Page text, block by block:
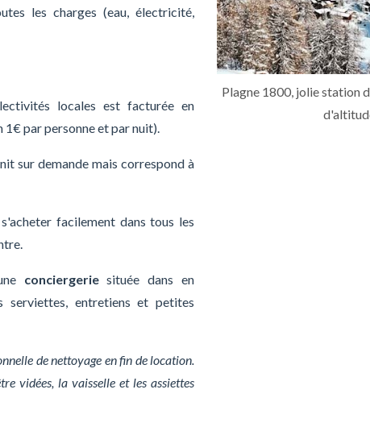
les charges (eau, électricité,
locales est facturée en
par personne et par nuit).
sur demande mais correspond à
facilement dans tous les
conciergeriesituée dans en
serviettes, entretiens et petites
de nettoyage en fin de location.
vidées, la vaisselle et les assiettes
Plagne 1800, jolie station